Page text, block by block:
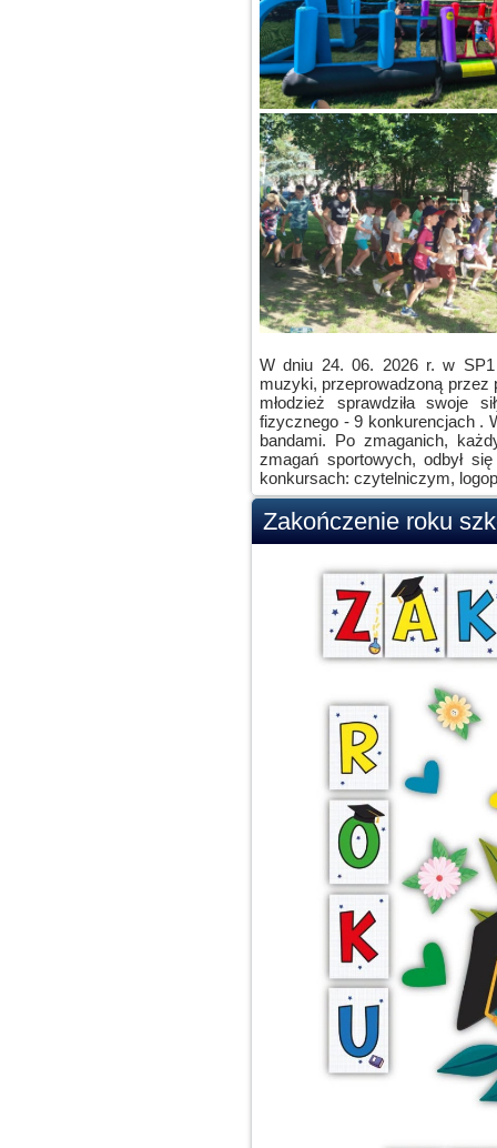
W dniu 24. 06. 2026 r. w SP1
muzyki, przeprowadzoną
młodzież sprawdziła swoje
fizycznego - 9 konkurencjach .
bandami. Po zmaganich,
zmagań sportowych, odbył
konkursach: czytelniczym,
Zakończenie roku